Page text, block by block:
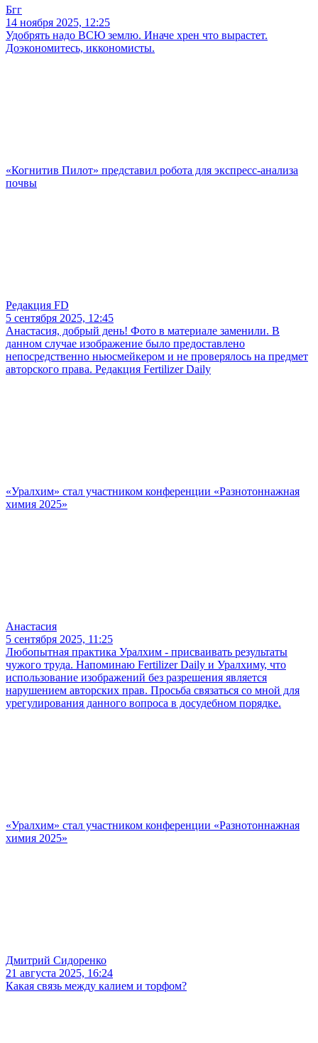
Бгг
14 ноября 2025, 12:25
Удобрять надо ВСЮ землю. Иначе хрен что вырастет.
Доэкономитесь, иккономисты.
«Когнитив Пилот» представил робота для экспресс-анализа
почвы
Редакция FD
5 сентября 2025, 12:45
Анастасия, добрый день! Фото в материале заменили. В
данном случае изображение было предоставлено
непосредственно ньюсмейкером и не проверялось на предмет
авторского права. Редакция Fertilizer Daily
«Уралхим» стал участником конференции «Разнотоннажная
химия 2025»
Анастасия
5 сентября 2025, 11:25
Любопытная практика Уралхим - присваивать результаты
чужого труда. Напоминаю Fertilizer Daily и Уралхиму, что
использование изображений без разрешения является
нарушением авторских прав. Просьба связаться со мной для
урегулирования данного вопроса в досудебном порядке.
«Уралхим» стал участником конференции «Разнотоннажная
химия 2025»
Дмитрий Сидоренко
21 августа 2025, 16:24
Какая связь между калием и торфом?